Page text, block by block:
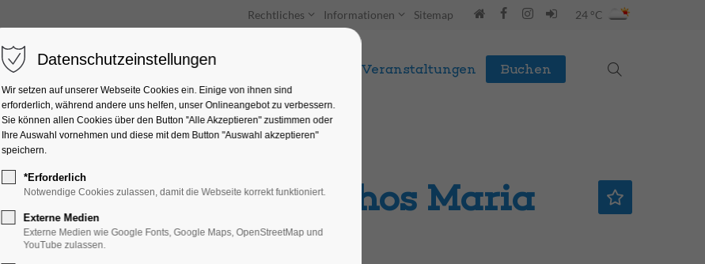
Rechtliches Informationen Sitemap 24 °C
Unterkünfte Entdecken & Erleben Veranstaltungen Buchen
Sonderführung: Mythos Maria
Bildung, Vortrag, Führung
Datenschutzeinstellungen
Wir setzen auf unserer Webseite Cookies ein. Einige von ihnen sind
erforderlich, während andere uns helfen, unser Onlineangebot zu verbessern.
Sie können allen Cookies über den Button "Alle Akzeptieren" zustimmen oder
Ihre Auswahl vornehmen und diese mit dem Button "Auswahl akzeptieren"
speichern.
*Erforderlich
Notwendige Cookies zulassen, damit die Webseite korrekt funktioniert.
Externe Medien
Externe Medien wie Google Fonts, Google Maps, OpenStreetMap und
YouTube zulassen.